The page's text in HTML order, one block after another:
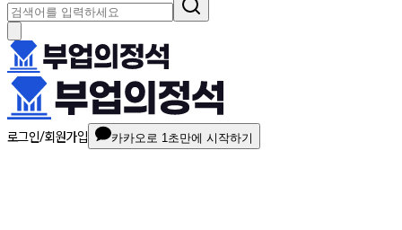
로그인/회원가입 카카오로 1초만에 시작하기